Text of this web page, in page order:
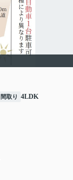
間取り 4LDK